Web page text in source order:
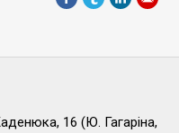
16 (Ю. Гагаріна,